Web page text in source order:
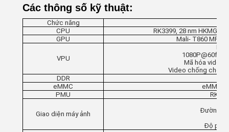
Các thông số kỹ thuật:
Chức năng
CPU
RK3399, 28 nm HKMG,
GPU
Mali- T860 MP4,
VPU
1080P@60fps
Mã hóa video
Video chống chéo,
DDR
eMMC
eMMC
PMU
Giao diện máy ảnh
Đường
Độ